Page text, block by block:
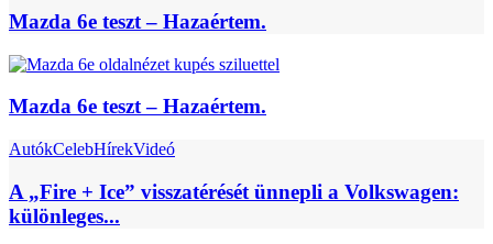
Mazda 6e teszt – Hazaértem.
Mazda 6e teszt – Hazaértem.
AutókCelebHírekVideó
A „Fire + Ice” visszatérését ünnepli a Volkswagen:
különleges...